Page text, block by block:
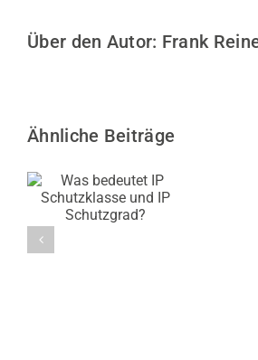
Über den Autor: Frank
Ähnliche Beiträge